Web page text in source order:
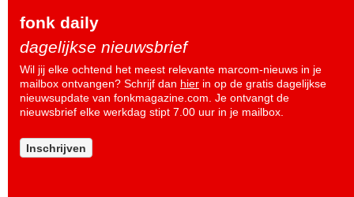
fonk daily
dagelijkse nieuwsbrief
Wil jij elke ochtend het meest relevante marcom-nieuws in je
mailbox ontvangen? Schrijf dan hier in op de gratis dagelijkse
nieuwsupdate van fonkmagazine.com. Je ontvangt de
nieuwsbrief elke werkdag stipt 7.00 uur in je mailbox.
Inschrijven